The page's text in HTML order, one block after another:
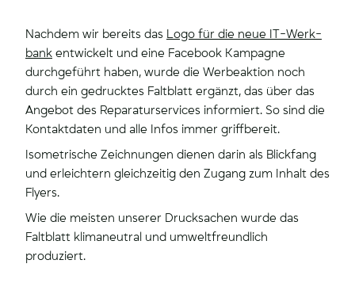
Nachdem wir bereits das Logo für die neue IT-Werk­
bank entwickelt und eine Facebook Kampagne
durchgeführt haben, wurde die Werbeaktion noch
durch ein gedrucktes Faltblatt ergänzt, das über das
Angebot des Reparaturservices informiert. So sind die
Kontaktdaten und alle Infos immer griffbereit.
Isometrische Zeichnungen dienen darin als Blickfang
und erleichtern gleichzeitig den Zugang zum Inhalt des
Flyers.
Wie die meisten unserer Drucksachen wurde das
Faltblatt klimaneutral und umweltfreundlich
produziert.